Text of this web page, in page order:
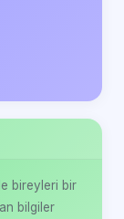
bireyleri bir
bilgiler